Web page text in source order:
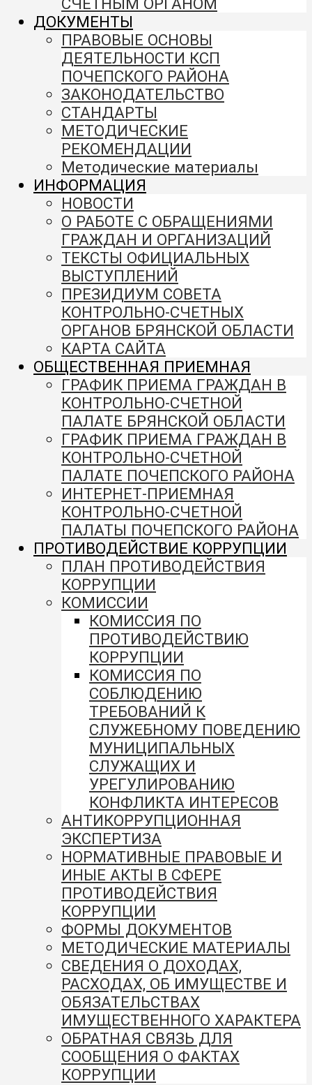
ДОКУМЕНТЫ
ПРАВОВЫЕ ОСНОВЫ
ДЕЯТЕЛЬНОСТИ КСП
ПОЧЕПСКОГО РАЙОНА
ЗАКОНОДАТЕЛЬСТВО
СТАНДАРТЫ
МЕТОДИЧЕСКИЕ
РЕКОМЕНДАЦИИ
Методические материалы
ИНФОРМАЦИЯ
НОВОСТИ
О РАБОТЕ С ОБРАЩЕНИЯМИ
ГРАЖДАН И ОРГАНИЗАЦИЙ
ТЕКСТЫ ОФИЦИАЛЬНЫХ
ВЫСТУПЛЕНИЙ
ПРЕЗИДИУМ СОВЕТА
КОНТРОЛЬНО-СЧЕТНЫХ
ОРГАНОВ БРЯНСКОЙ ОБЛАСТИ
КАРТА САЙТА
ОБЩЕСТВЕННАЯ ПРИЕМНАЯ
ГРАФИК ПРИЕМА ГРАЖДАН В
КОНТРОЛЬНО-СЧЕТНОЙ
ПАЛАТЕ БРЯНСКОЙ ОБЛАСТИ
ГРАФИК ПРИЕМА ГРАЖДАН В
КОНТРОЛЬНО-СЧЕТНОЙ
ПАЛАТЕ ПОЧЕПСКОГО РАЙОНА
ИНТЕРНЕТ-ПРИЕМНАЯ
КОНТРОЛЬНО-СЧЕТНОЙ
ПАЛАТЫ ПОЧЕПСКОГО РАЙОНА
ПРОТИВОДЕЙСТВИЕ КОРРУПЦИИ
ПЛАН ПРОТИВОДЕЙСТВИЯ
КОРРУПЦИИ
КОМИССИИ
КОМИССИЯ ПО
ПРОТИВОДЕЙСТВИЮ
КОРРУПЦИИ
КОМИССИЯ ПО
СОБЛЮДЕНИЮ
ТРЕБОВАНИЙ К
СЛУЖЕБНОМУ ПОВЕДЕНИЮ
МУНИЦИПАЛЬНЫХ
СЛУЖАЩИХ И
УРЕГУЛИРОВАНИЮ
КОНФЛИКТА ИНТЕРЕСОВ
АНТИКОРРУПЦИОННАЯ
ЭКСПЕРТИЗА
НОРМАТИВНЫЕ ПРАВОВЫЕ И
ИНЫЕ АКТЫ В СФЕРЕ
ПРОТИВОДЕЙСТВИЯ
КОРРУПЦИИ
ФОРМЫ ДОКУМЕНТОВ
МЕТОДИЧЕСКИЕ МАТЕРИАЛЫ
СВЕДЕНИЯ О ДОХОДАХ,
РАСХОДАХ, ОБ ИМУЩЕСТВЕ И
ОБЯЗАТЕЛЬСТВАХ
ИМУЩЕСТВЕННОГО ХАРАКТЕРА
ОБРАТНАЯ СВЯЗЬ ДЛЯ
СООБЩЕНИЯ О ФАКТАХ
КОРРУПЦИИ